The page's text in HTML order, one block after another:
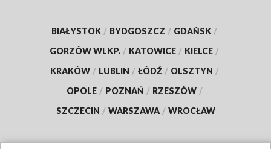
BIAŁYSTOK / BYDGOSZCZ / GDAŃSK /
GORZÓW WLKP. / KATOWICE / KIELCE /
KRAKÓW / LUBLIN / ŁÓDŹ / OLSZTYN /
OPOLE / POZNAŃ / RZESZÓW /
SZCZECIN / WARSZAWA / WROCŁAW